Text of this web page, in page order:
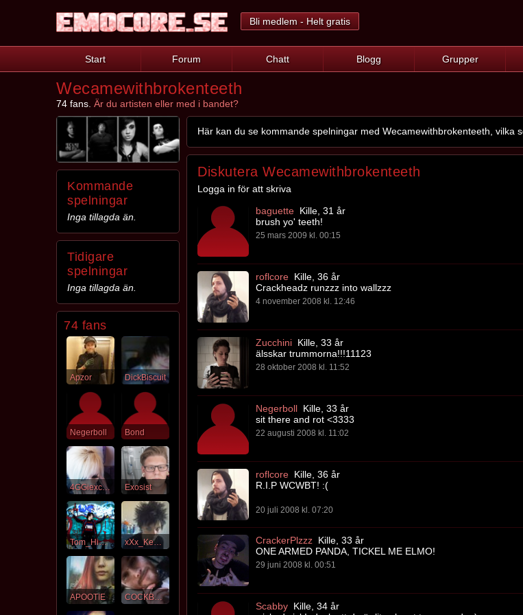
Bli medlem - Helt gratis
Start Forum Chatt Blogg Grupper
Wecamewithbrokenteeth
74 fans. Är du artisten eller med i bandet?
Kommande
spelningar
Inga tillagda än.
Tidigare
spelningar
Inga tillagda än.
74 fans
Apzor DickBiscuit
Negerboll Bond
4GGiexc0re Exosist
Tom_Himself xXx_KewinIAm_xXx
APOOTIE COCKBLOCK
Här kan du se kommande spelningar med Wecamewithbrokenteeth, vilka
Diskutera Wecamewithbrokenteeth
Logga in för att skriva
baguette Kille, 31 år
brush yo' teeth!
25 mars 2009 kl. 00:15
roflcore Kille, 36 år
Crackheadz runzzz into wallzzz
4 november 2008 kl. 12:46
Zucchini Kille, 33 år
älsskar trummorna!!!11123
28 oktober 2008 kl. 11:52
Negerboll Kille, 33 år
sit there and rot <3333
22 augusti 2008 kl. 11:02
roflcore Kille, 36 år
R.I.P WCWBT! :(
20 juli 2008 kl. 07:20
CrackerPlzzz Kille, 33 år
ONE ARMED PANDA, TICKEL ME ELMO!
29 juni 2008 kl. 00:51
Scabby Kille, 34 år